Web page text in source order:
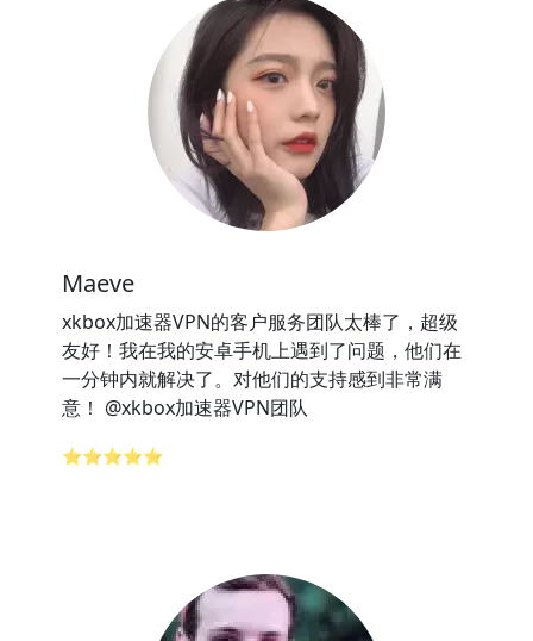
Maeve
xkbox加速器VPN的客户服务团队太棒了，超级
友好！我在我的安卓手机上遇到了问题，他们在
一分钟内就解决了。对他们的支持感到非常满
意！ @xkbox加速器VPN团队
⭐⭐⭐⭐⭐